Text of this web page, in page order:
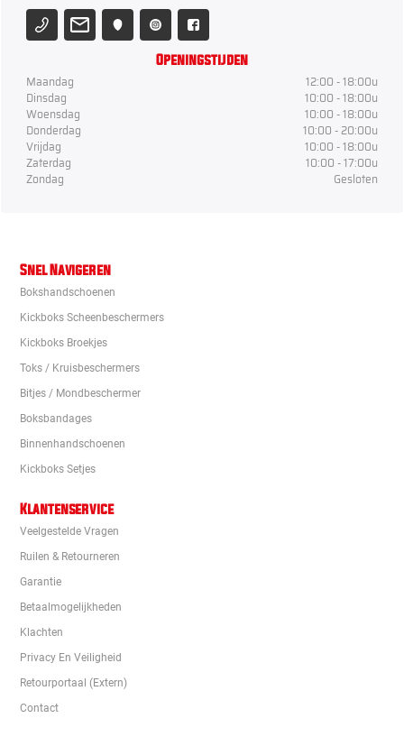
Openingstijden
Maandag
12:00 - 18:00u
Dinsdag
10:00 - 18:00u
Woensdag
10:00 - 18:00u
Donderdag
10:00 - 20:00u
Vrijdag
10:00 - 18:00u
Zaterdag
10:00 - 17:00u
Zondag
Gesloten
Snel Navigeren
Bokshandschoenen
Kickboks Scheenbeschermers
Kickboks Broekjes
Toks / Kruisbeschermers
Bitjes / Mondbeschermer
Boksbandages
Binnenhandschoenen
Kickboks Setjes
Klantenservice
Veelgestelde Vragen
Ruilen & Retourneren
Garantie
Betaalmogelijkheden
Klachten
Privacy En Veiligheid
Retourportaal (extern)
Contact